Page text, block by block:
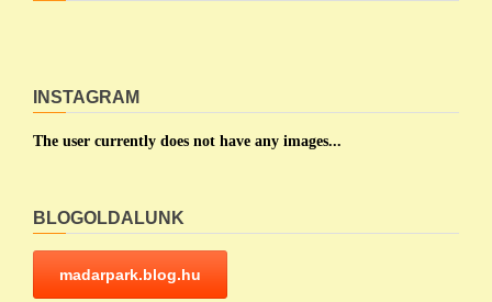
INSTAGRAM
The user currently does not have any images...
BLOGOLDALUNK
madarpark.blog.hu